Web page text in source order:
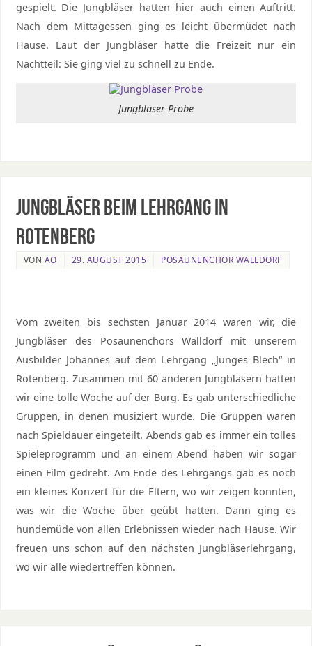
gespielt. Die Jungbläser hatten hier auch einen Auftritt.
Nach dem Mittagessen ging es leicht übermüdet nach
Hause. Laut der Jungbläser hatte die Freizeit nur ein
Nachtteil: Sie ging viel zu schnell zu Ende.
Jungbläser Probe
Jungbläser beim Lehrgang in
Rotenberg
VON AO 29. AUGUST 2015 POSAUNENCHOR WALLDORF
Vom zweiten bis sechsten Januar 2014 waren wir, die
Jungbläser des Posaunenchors Walldorf mit unserem
Ausbilder Johannes auf dem Lehrgang „Junges Blech“ in
Rotenberg. Zusammen mit 60 anderen Jungbläsern hatten
wir eine tolle Woche auf der Burg. Es gab unterschiedliche
Gruppen, in denen musiziert wurde. Die Gruppen waren
nach Spieldauer eingeteilt. Abends gab es immer ein tolles
Spieleprogramm und an einem Abend haben wir sogar
einen Film gedreht. Am Ende des Lehrgangs gab es noch
ein kleines Konzert für die Eltern, wo wir zeigen konnten,
was wir die Woche über geübt hatten. Dann ging es
hundemüde von allen Erlebnissen wieder nach Hause. Wir
freuen uns schon auf den nächsten Jungbläserlehrgang,
wo wir alle wiedertreffen können.